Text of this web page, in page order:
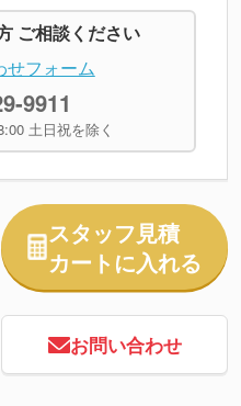
ご相談ください
せフォーム
9911
土日祝を除く
スタッフ見積
カートに入れる
お問い合わせ